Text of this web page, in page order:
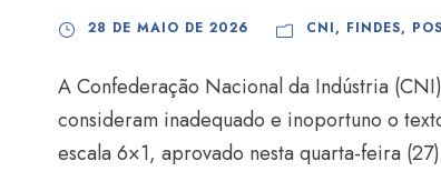
28 DE MAIO DE 2026 CNI, FINDES,
A Confederação Nacional da Indústria
consideram inadequado e inoportuno o
escala 6×1, aprovado nesta quarta-feira